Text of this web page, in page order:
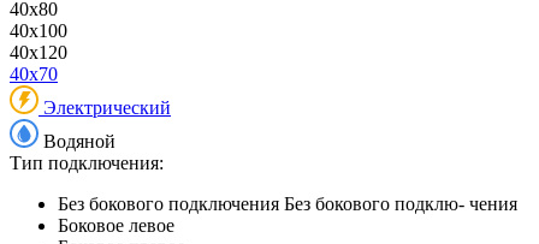
40x80
40x100
40x120
40x70
Электрический
Водяной
Тип подключения:
Без бокового подключения Без бокового подклю- чения
Боковое левое